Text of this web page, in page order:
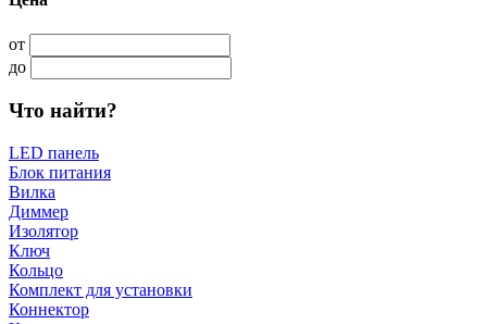
от
до
Что найти?
LED панель
Блок питания
Вилка
Диммер
Изолятор
Ключ
Кольцо
Комплект для установки
Коннектор